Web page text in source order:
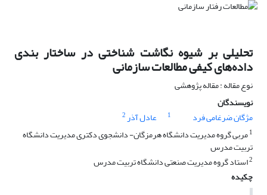
تحلیلی بر شیوه نگاشت شناختی در ساختار بندی
داده‌های کیفی مطالعات سازمانی
نوع مقاله : مقاله پژوهشی
نویسندگان
مژگان ضرغامی فرد
1 عادل آذر2
1مربی گروه مدیریت دانشگاه هرمزگان- دانشجوی دکتری مدیریت دانشگاه
تربیت مدرس
2استاد گروه مدیریت صنعتی دانشگاه تربیت مدرس
چکیده